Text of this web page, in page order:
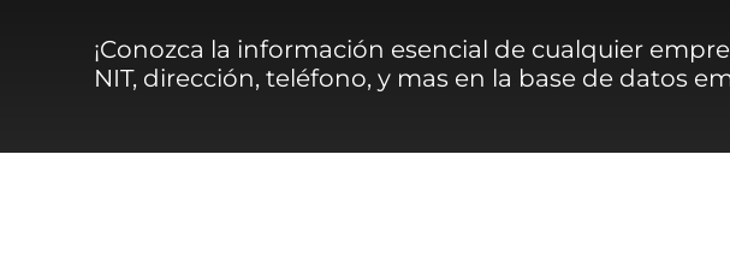
¡Conozca la información esencial de cualquier
NIT, dirección, teléfono, y mas en la base de datos